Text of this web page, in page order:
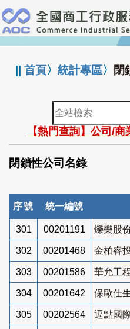
跳
到
主
要
:::
||首頁〉統計專區〉 閉
全
站
檢
索
【熱門查詢】公司/
閉鎖性公司名錄
序號 統一編號
301 00201191 爍樂股
302 00201468 金柏睿
303 00201586 華允工
304 00201642 保歐仕
305 00202564 逗點國